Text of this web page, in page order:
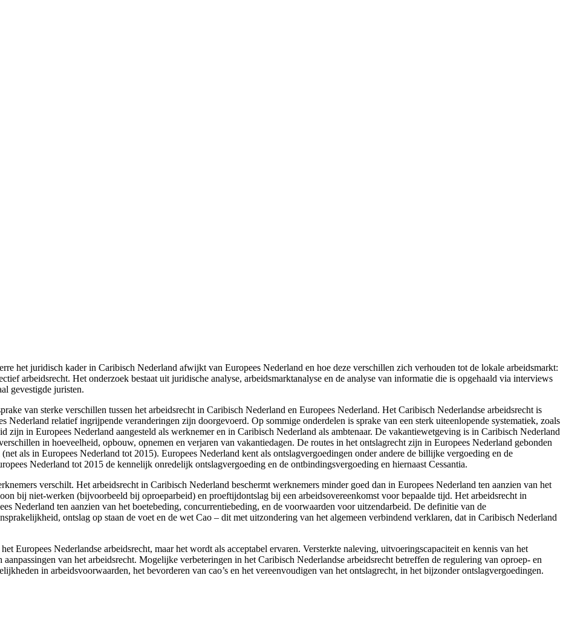
het juridisch kader in Caribisch Nederland afwijkt van Europees Nederland en hoe deze verschillen zich verhouden tot de lokale arbeidsmarkt:
arbeidsrecht. Het onderzoek bestaat uit juridische analyse, arbeidsmarktanalyse en de analyse van informatie die is opgehaald via interviews
gevestigde juristen.
van sterke verschillen tussen het arbeidsrecht in Caribisch Nederland en Europees Nederland. Het Caribisch Nederlandse arbeidsrecht is
relatief ingrijpende veranderingen zijn doorgevoerd. Op sommige onderdelen is sprake van een sterk uiteenlopende systematiek, zoals
zijn in Europees Nederland aangesteld als werknemer en in Caribisch Nederland als ambtenaar. De vakantiewetgeving is in Caribisch Nederland
in hoeveelheid, opbouw, opnemen en verjaren van vakantiedagen. De routes in het ontslagrecht zijn in Europees Nederland gebonden
als in Europees Nederland tot 2015). Europees Nederland kent als ontslagvergoedingen onder andere de billijke vergoeding en de
Nederland tot 2015 de kennelijk onredelijk ontslagvergoeding en de ontbindingsvergoeding en hiernaast Cessantia.
verschilt. Het arbeidsrecht in Caribisch Nederland beschermt werknemers minder goed dan in Europees Nederland ten aanzien van het
bij niet-werken (bijvoorbeeld bij oproeparbeid) en proeftijdontslag bij een arbeidsovereenkomst voor bepaalde tijd. Het arbeidsrecht in
Nederland ten aanzien van het boetebeding, concurrentiebeding, en de voorwaarden voor uitzendarbeid. De definitie van de
ontslag op staan de voet en de wet Cao – dit met uitzondering van het algemeen verbindend verklaren, dat in Caribisch Nederland
Europees Nederlandse arbeidsrecht, maar het wordt als acceptabel ervaren. Versterkte naleving, uitvoeringscapaciteit en kennis van het
van het arbeidsrecht. Mogelijke verbeteringen in het Caribisch Nederlandse arbeidsrecht betreffen de regulering van oproep- en
in arbeidsvoorwaarden, het bevorderen van cao’s en het vereenvoudigen van het ontslagrecht, in het bijzonder ontslagvergoedingen.